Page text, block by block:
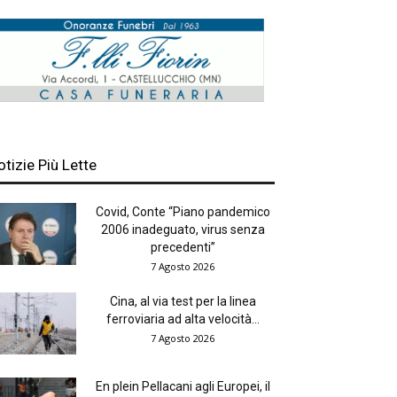
Più Lette
Covid, Conte “Piano pandemico
2006 inadeguato, virus senza
precedenti”
7 Agosto 2026
Cina, al via test per la linea
ferroviaria ad alta velocità...
7 Agosto 2026
En plein Pellacani agli Europei, il